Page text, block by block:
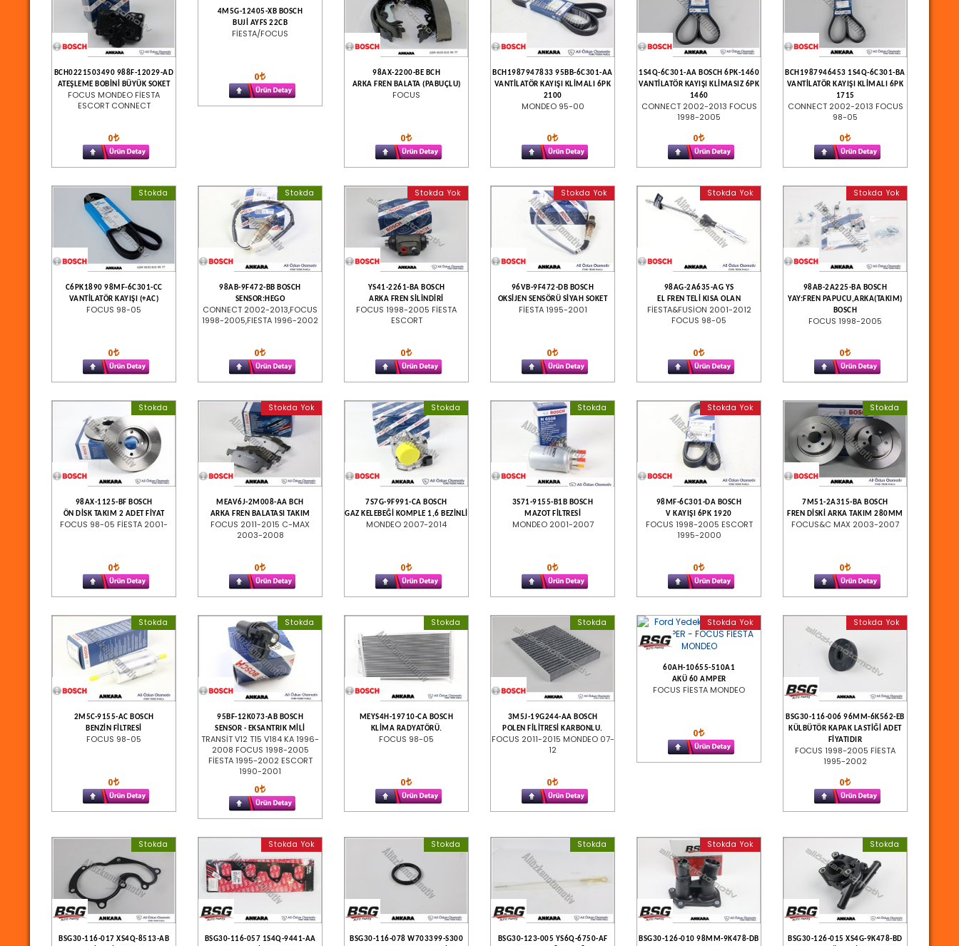
BCH0221503490 988F-12029-AD
ATEŞLEME BOBİNİ BÜYÜK SOKET
FOCUS MONDEO FİESTA
ESCORT CONNECT
0
4M5G-12405-XB BOSCH
BUJİ AYFS 22CB
FİESTA/FOCUS
0
98AX-2200-BE BCH
ARKA FREN BALATA (PABUÇLU)
FOCUS
0
BCH1987947833 95BB-6C301-AA
VANTİLATÖR KAYIŞI KLİMALI 6PK
2100
MONDEO 95-00
0
1S4Q-6C301-AA BOSCH 6PK-1460
VANTİLATÖR KAYIŞI KLİMASIZ 6PK
1460
CONNECT 2002-2013 FOCUS
1998-2005
0
BCH1987946453 1S4Q-6C301-BA
VANTİLATÖR KAYIŞI KLİMALI 6PK
1715
CONNECT 2002-2013 FOCUS
98-05
0
Stokda
C6PK1890 98MF-6C301-CC
VANTİLATÖR KAYIŞI (+AC)
FOCUS 98-05
0
Stokda
98AB-9F472-BB BOSCH
SENSOR:HEGO
CONNECT 2002-2013,FOCUS
1998-2005,FIESTA 1996-2002
0
Stokda Yok
YS41-2261-BA BOSCH
ARKA FREN SİLİNDİRİ
FOCUS 1998-2005 FİESTA
ESCORT
0
Stokda Yok
96VB-9F472-DB BOSCH
OKSİJEN SENSÖRÜ SİYAH SOKET
FİESTA 1995-2001
0
Stokda Yok
98AG-2A635-AG YS
EL FREN TELİ KISA OLAN
FİESTA&FUSİON 2001-2012
FOCUS 98-05
0
Stokda Yok
98AB-2A225-BA BOSCH
YAY:FREN PAPUCU,ARKA(TAKIM)
BOSCH
FOCUS 1998-2005
0
Stokda
98AX-1125-BF BOSCH
ÖN DİSK TAKIM 2 ADET FİYAT
FOCUS 98-05 FİESTA 2001-
0
Stokda Yok
MEAV6J-2M008-AA BCH
ARKA FREN BALATASI TAKIM
FOCUS 2011-2015 C-MAX
2003-2008
0
Stokda
7S7G-9F991-CA BOSCH
GAZ KELEBEĞİ KOMPLE 1,6 BEZİNLİ
MONDEO 2007-2014
0
Stokda
3S71-9155-B1B BOSCH
MAZOT FİLTRESİ
MONDEO 2001-2007
0
Stokda Yok
98MF-6C301-DA BOSCH
V KAYIŞI 6PK 1920
FOCUS 1998-2005 ESCORT
1995-2000
0
Stokda
7M51-2A315-BA BOSCH
FREN DİSKİ ARKA TAKIM 280MM
FOCUS&C MAX 2003-2007
0
Stokda
2M5C-9155-AC BOSCH
BENZİN FİLTRESİ
FOCUS 98-05
0
Stokda
95BF-12K073-AB BOSCH
SENSOR - EKSANTRIK MİLİ
TRANSİT V12 T15 V184 KA 1996-
2008 FOCUS 1998-2005
FİESTA 1995-2002 ESCORT
1990-2001
0
Stokda
MEYS4H-19710-CA BOSCH
KLİMA RADYATÖRÜ.
FOCUS 98-05
0
Stokda
3M5J-19G244-AA BOSCH
POLEN FİLİTRESİ KARBONLU.
FOCUS 2011-2015 MONDEO 07-
12
0
Stokda Yok
60AH-10655-510A1
AKÜ 60 AMPER
FOCUS FİESTA MONDEO
0
Stokda Yok
BSG30-116-006 96MM-6K562-EB
KÜLBÜTÖR KAPAK LASTİĞİ ADET
FİYATIDIR
FOCUS 1998-2005 FİESTA
1995-2002
0
Stokda
BSG30-116-017 XS4Q-8513-AB
Stokda Yok
BSG30-116-057 1S4Q-9441-AA
Stokda
BSG30-116-078 W703399-S300
Stokda
BSG30-123-005 YS6Q-6750-AF
Stokda Yok
BSG30-126-010 98MM-9K478-DB
Stokda
BSG30-126-015 XS4G-9K478-BD